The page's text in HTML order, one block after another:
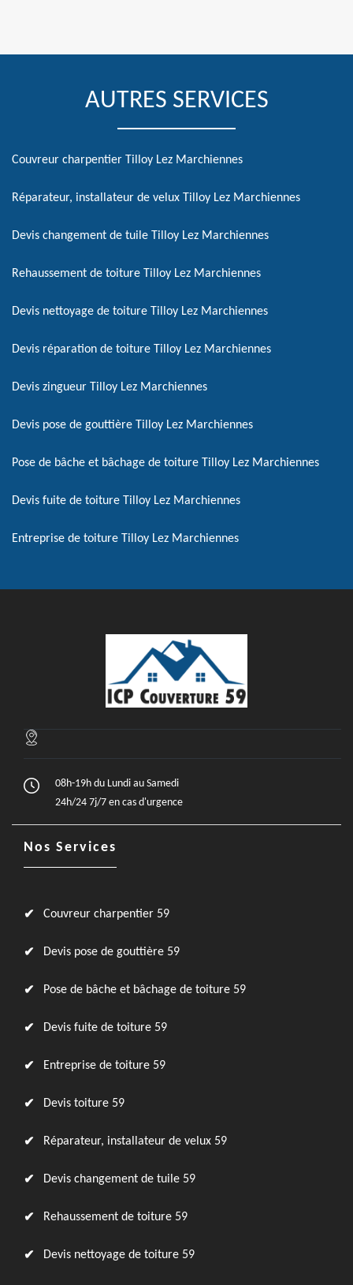
AUTRES SERVICES
Couvreur charpentier Tilloy Lez Marchiennes
Réparateur, installateur de velux Tilloy Lez Marchiennes
Devis changement de tuile Tilloy Lez Marchiennes
Rehaussement de toiture Tilloy Lez Marchiennes
Devis nettoyage de toiture Tilloy Lez Marchiennes
Devis réparation de toiture Tilloy Lez Marchiennes
Devis zingueur Tilloy Lez Marchiennes
Devis pose de gouttière Tilloy Lez Marchiennes
Pose de bâche et bâchage de toiture Tilloy Lez Marchiennes
Devis fuite de toiture Tilloy Lez Marchiennes
Entreprise de toiture Tilloy Lez Marchiennes
08h-19h du Lundi au Samedi
24h/24 7j/7 en cas d'urgence
Nos Services
Couvreur charpentier 59
Devis pose de gouttière 59
Pose de bâche et bâchage de toiture 59
Devis fuite de toiture 59
Entreprise de toiture 59
Devis toiture 59
Réparateur, installateur de velux 59
Devis changement de tuile 59
Rehaussement de toiture 59
Devis nettoyage de toiture 59